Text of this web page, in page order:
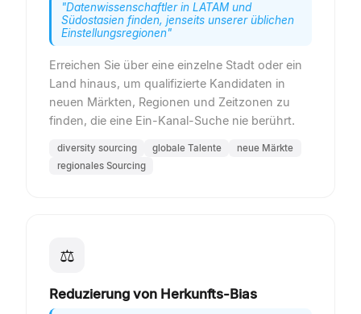
"Datenwissenschaftler in LATAM und
Südostasien finden, jenseits unserer üblichen
Einstellungsregionen"
Erreichen Sie über eine einzelne Stadt oder ein
Land hinaus, um qualifizierte Kandidaten in
neuen Märkten, Regionen und Zeitzonen zu
finden, die eine Ein-Kanal-Suche nie berührt.
diversity sourcing globale Talente
neue Märkte
regionales Sourcing
⚖
Reduzierung von Herkunfts-Bias